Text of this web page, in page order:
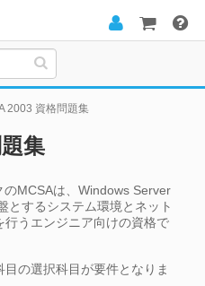
2003 資格問題集
集
MCSAは、Windows Server
とするシステム環境とネット
行うエンジニア向けの資格で
の選択科目が要件となりま